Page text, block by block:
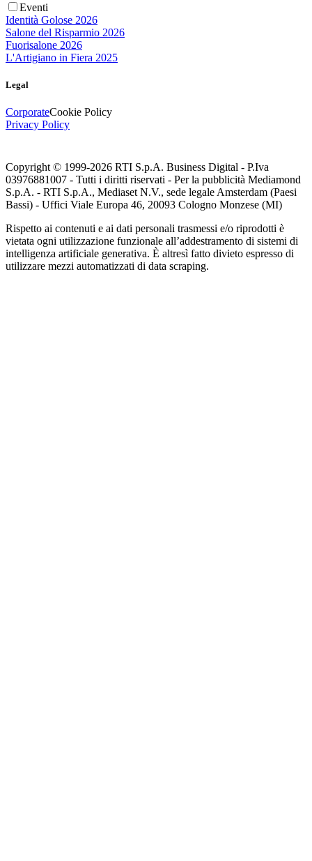
Eventi
Identità Golose 2026
Salone del Risparmio 2026
Fuorisalone 2026
L'Artigiano in Fiera 2025
Legal
CorporateCookie Policy
Privacy Policy
Copyright © 1999-2026 RTI S.p.A. Business Digital - P.Iva
03976881007 - Tutti i diritti riservati - Per la pubblicità Mediamond
S.p.A. - RTI S.p.A., Mediaset N.V., sede legale Amsterdam (Paesi
Bassi) - Uffici Viale Europa 46, 20093 Cologno Monzese (MI)
Rispetto ai contenuti e ai dati personali trasmessi e/o riprodotti è
vietata ogni utilizzazione funzionale all’addestramento di sistemi di
intelligenza artificiale generativa. È altresì fatto divieto espresso di
utilizzare mezzi automatizzati di data scraping.